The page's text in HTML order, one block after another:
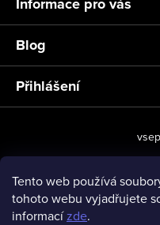
Tento web používá
tohoto webu vyjadřujete
informacízde.
Blog
Přihlášení
Copyright 2026